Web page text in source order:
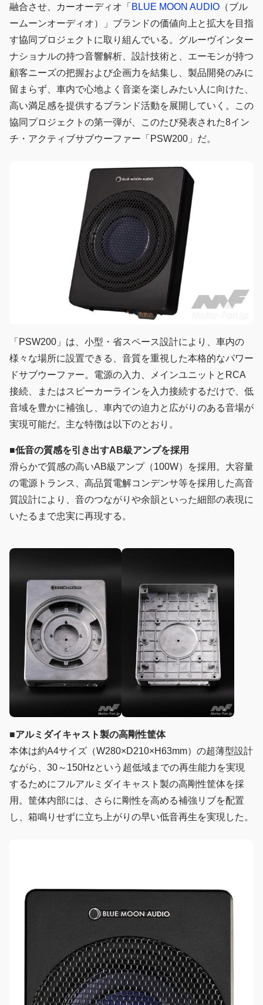
融合させ、カーオーディオ「 BLUE MOON AUDIO （ブル
ームーンオーディオ）」ブランドの価値向上と拡大を目指
す協同プロジェクトに取り組んでいる。グルーヴインター
ナショナルの持つ音響解析、設計技術と、エーモンが持つ
顧客ニーズの把握および企画力を結集し、製品開発のみに
留まらず、車内で心地よく音楽を楽しみたい人に向けた、
高い満足感を提供するブランド活動を展開していく。この
協同プロジェクトの第一弾が、このたび発表された8イン
チ・アクティブサブウーファー「PSW200」だ。
「PSW200」は、小型・省スペース設計により、車内の
様々な場所に設置できる、音質を重視した本格的なパワー
ドサブウーファー。電源の入力、メインユニットとRCA
接続、またはスピーカーラインを入力接続するだけで、低
音域を豊かに補強し、車内での迫力と広がりのある音場が
実現可能だ。主な特徴は以下のとおり。
■低音の質感を引き出すAB級アンプを採用
滑らかで質感の高いAB級アンプ（100W）を採用。大容量
の電源トランス、高品質電解コンデンサ等を採用した高音
質設計により、音のつながりや余韻といった細部の表現に
いたるまで忠実に再現する。
■アルミダイキャスト製の高剛性筐体
本体は約A4サイズ（W280×D210×H63mm）の超薄型設計
ながら、30～150Hzという超低域までの再生能力を実現
するためにフルアルミダイキャスト製の高剛性筐体を採
用。筐体内部には、さらに剛性を高める補強リブを配置
し、箱鳴りせずに立ち上がりの早い低音再生を実現した。